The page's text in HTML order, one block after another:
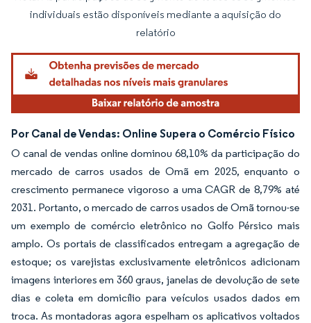
individuais estão disponíveis mediante a aquisição do
relatório
Por Canal de Vendas: Online Supera o Comércio Físico
O canal de vendas online dominou 68,10% da participação do
mercado de carros usados de Omã em 2025, enquanto o
crescimento permanece vigoroso a uma CAGR de 8,79% até
2031. Portanto, o mercado de carros usados de Omã tornou-se
um exemplo de comércio eletrônico no Golfo Pérsico mais
amplo. Os portais de classificados entregam a agregação de
estoque; os varejistas exclusivamente eletrônicos adicionam
imagens interiores em 360 graus, janelas de devolução de sete
dias e coleta em domicílio para veículos usados dados em
troca. As montadoras agora espelham os aplicativos voltados